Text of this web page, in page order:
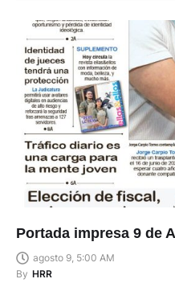
Portada impresa 9 de
agosto 9, 5:00 AM
By HRR